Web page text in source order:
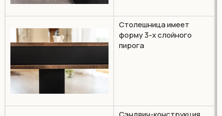
Столешница имеет
форму 3-х слойного
пирога